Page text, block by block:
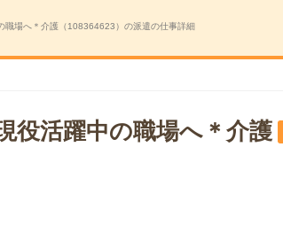
職場へ＊介護（108364623）の派遣の仕事詳細
役活躍中の職場へ＊介護